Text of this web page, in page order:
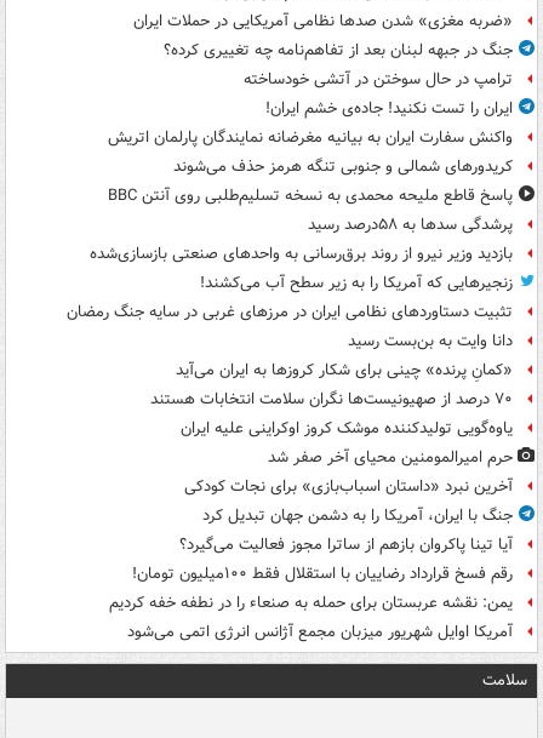
«ضربه مغزی» شدن صدها نظامی آمریکایی در حملات ایران
جنگ در جبهه لبنان بعد از تفاهم‌نامه چه تغییری کرده؟
ترامپ در حال سوختن در آتشی خودساخته
ایران را تست نکنید! جاده‌ی خشم ایران!
واکنش سفارت ایران به بیانیه مغرضانه نمایندگان پارلمان اتریش
کریدورهای شمالی و جنوبی تنگه هرمز حذف می‌شوند
پاسخ قاطع ملیحه محمدی به نسخه تسلیم‌طلبی روی آنتن BBC
پرشدگی سدها به ۵۸درصد رسید
بازدید وزیر نیرو از روند برق‌رسانی به واحدهای صنعتی بازسازی‌شده
زنجیرهایی که آمریکا را به زیر سطح آب می‌کشند!
تثبیت دستاوردهای نظامی ایران در مرزهای غربی در سایه جنگ رمضان
دانا وایت به بن‌بست رسید
«کمانِ پرنده» چینی برای شکار کروزها به ایران می‌آید
۷۰ درصد از صهیونیست‌ها نگران سلامت انتخابات هستند
یاوه‌گویی تولیدکننده موشک کروز اوکراینی علیه ایران
حرم امیرالمومنین محیای آخر صفر شد
آخرین نبرد «داستان اسباب‌بازی» برای نجات کودکی
جنگ با ایران، آمریکا را به دشمن جهان تبدیل کرد
آیا تینا پاکروان بازهم از ساترا مجوز فعالیت می‌گیرد؟
رقم فسخ قرارداد رضاییان با استقلال فقط ۱۰۰میلیون تومان!
یمن: نقشه عربستان برای حمله به صنعاء را در نطفه خفه کردیم
آمریکا اوایل شهریور میزبان مجمع آژانس انرژی اتمی می‌شود
سلامت